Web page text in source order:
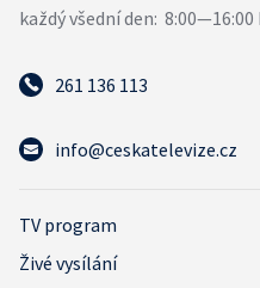
261 136 113
info@ceskatelevize.cz
TV program
Živé vysílání